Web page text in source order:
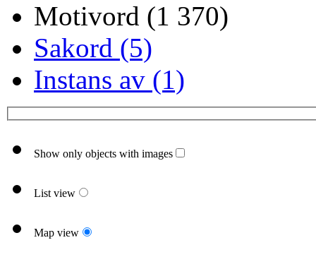
Motivord (1 370)
Sakord (5)
Instans av (1)
Show only objects with images
List view
Map view